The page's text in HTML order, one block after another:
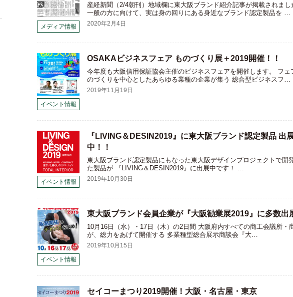
メディア情報
産経新聞（2/4朝刊）地域欄に東大阪ブランド紹介記事が掲載されまし
一般の方に向けて、実は身の回りにある身近なブランド認定製品を …
2020年2月4日
イベント情報
OSAKAビジネスフェア ものづくり展＋2019開催！！
今年度も大阪信用保証協会主催のビジネスフェアを開催します。 フェ
のづくりを中心としたあらゆる業種の企業が集う 総合型ビジネスフ…
2019年11月19日
イベント情報
『LIVING＆DESIN2019』に東大阪ブランド認定製品 出
中！！
東大阪ブランド認定製品にもなった東大阪デザインプロジェクトで開
た製品が 『LIVING＆DESIN2019』に出展中です！ …
2019年10月30日
イベント情報
東大阪ブランド会員企業が『大阪勧業展2019』に多数出
10月16日（水）・17日（木）の2日間 大阪府内すべての商工会議所・
が、総力をあげて開催する 多業種型総合展示商談会『大…
2019年10月15日
セイコーまつり2019開催！大阪・名古屋・東京